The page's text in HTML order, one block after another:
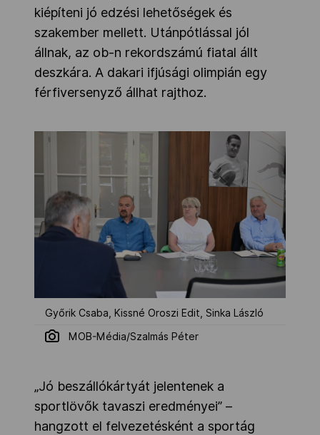
kiépíteni jó edzési lehetőségek és
szakember mellett. Utánpótlással jól
állnak, az ob-n rekordszámú fiatal állt
deszkára. A dakari ifjúsági olimpián egy
férfiversenyző állhat rajthoz.
Győrik Csaba, Kissné Oroszi Edit, Sinka László
MOB-Média/Szalmás Péter
„Jó beszállókártyát jelentenek a
sportlövők tavaszi eredményei” –
hangzott el felvezetésként a sportág